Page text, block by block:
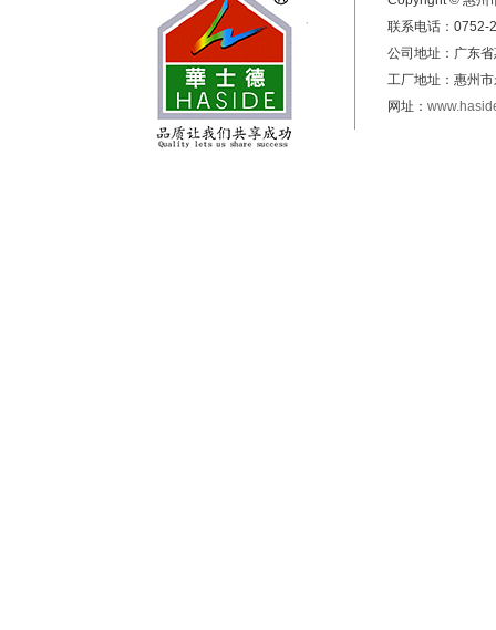
联系电话：0752-
公司地址：广东
工厂地址：惠州
网址：